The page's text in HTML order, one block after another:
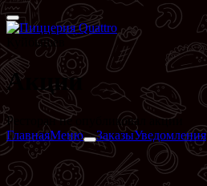
Куйбышев
Акции
Ресторан не опубликовал акции
ГлавнаяМеню ЗаказыУведомления